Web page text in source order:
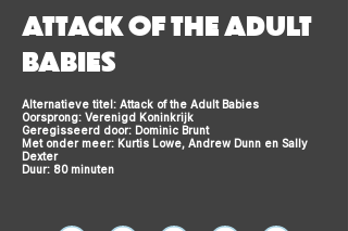
ATTACK OF THE ADULT
BABIES
Alternatieve titel: Attack of the Adult Babies
Oorsprong: Verenigd Koninkrijk
Geregisseerd door: Dominic Brunt
Met onder meer: Kurtis Lowe, Andrew Dunn en Sally
Dexter
Duur: 80 minuten